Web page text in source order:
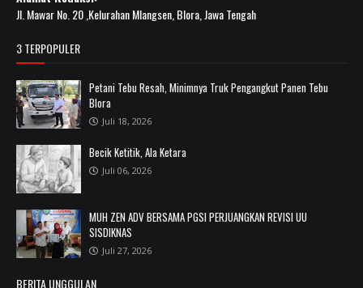
Jl. Mawar No. 20 ,Kelurahan Mlangsen, Blora, Jawa Tengah
3 TERPOPULER
Petani Tebu Resah, Minimnya Truk Pengangkut Panen Tebu
Blora
Juli 18, 2026
Becik Ketitik, Ala Ketara
Juli 06, 2026
MUH ZEN ADV BERSAMA PGSI PERJUANGKAN REVISI UU
SISDIKNAS
Juli 27, 2026
BERITA UNGGULAN